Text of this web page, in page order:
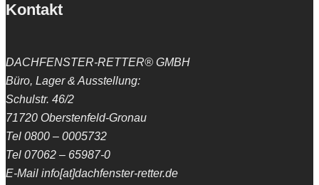
Kontakt
DACHFENSTER-RETTER® GMBH
Büro, Lager & Ausstellung:
Schulstr. 46/2
71720 Oberstenfeld-Gronau
Tel 0800 – 0005732
Tel 07062 – 65987-0
E-Mail info[at]dachfenster-retter.de